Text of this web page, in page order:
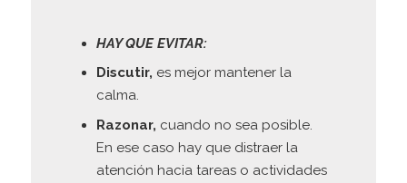
HAY QUE EVITAR:
Discutir, es mejor mantener la
calma.
Razonar, cuando no sea posible.
En ese caso hay que distraer la
atención hacia tareas o actividades